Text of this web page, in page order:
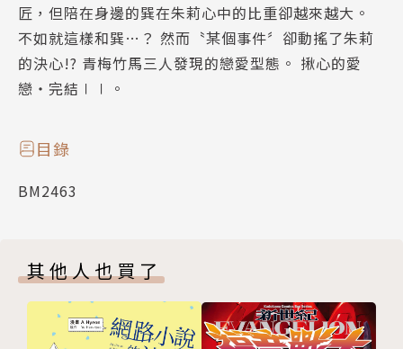
匠，但陪在身邊的巽在朱莉心中的比重卻越來越大。
不如就這樣和巽…？ 然而〝某個事件〞卻動搖了朱莉
的決心!? 青梅竹馬三人發現的戀愛型態。 揪心的愛
戀‧完結∣∣。
目錄
BM2463
其他人也買了